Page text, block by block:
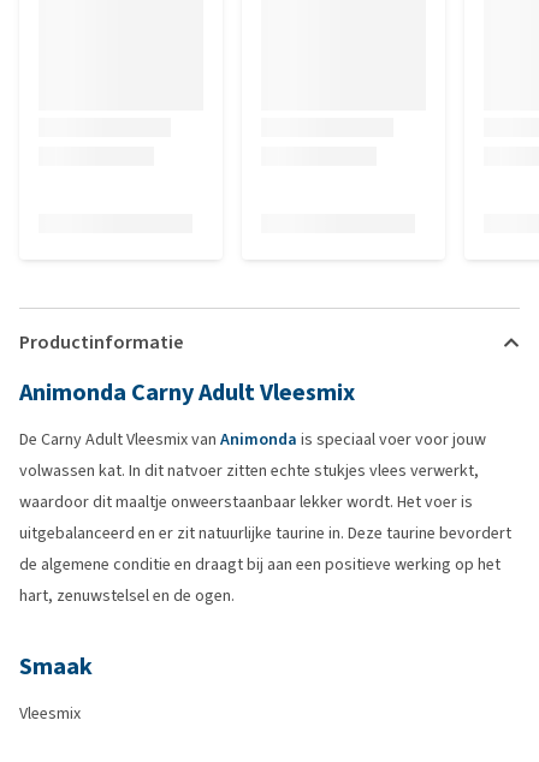
Productinformatie
Animonda Carny Adult Vleesmix
De Carny Adult Vleesmix van Animonda is speciaal voer voor jouw
volwassen kat. In dit natvoer zitten echte stukjes vlees verwerkt,
waardoor dit maaltje onweerstaanbaar lekker wordt. Het voer is
uitgebalanceerd en er zit natuurlijke taurine in. Deze taurine bevordert
de algemene conditie en draagt bij aan een positieve werking op het
hart, zenuwstelsel en de ogen.
Smaak
Vleesmix